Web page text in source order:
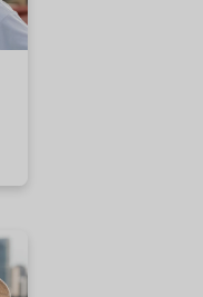
En savoir plus